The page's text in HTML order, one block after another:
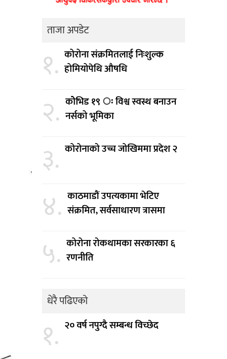
ताजा अपडेट
१. कोरोना संक्रमितलाई निःशुल्क
होमियोपेथि औषधि
२. कोेभिड १९ ः विश्व स्वस्थ बनाउन
नर्सको भूमिका
३. कोरोनाको उच्च जोखिममा प्रदेश २
४. काठमाडौं उपत्यकामा भेटिए
संक्रमित, सर्वसाधारण त्रासमा
५. कोरोना रोकथामका सरकारका ६
रणनीति
धेरै पढिएको
१. २० वर्ष नपुग्दै सम्बन्ध विच्छेद